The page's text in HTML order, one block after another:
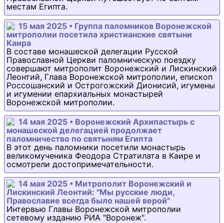
местам Египта.
15 мая 2025 • Группа паломников Воронежской
митрополии посетила христианские святыни
Каира
В составе монашеской делегации Русской
Православной Церкви паломническую поездку
совершают митрополит Воронежский и Лискинский
Леонтий, Глава Воронежской митрополии, епископ
Россошанский и Острогожский Дионисий, игумены
и игумении епархиальных монастырей
Воронежской митрополии.
14 мая 2025 • Воронежский Архипастырь с
монашеской делегацией продолжает
паломничество по святыням Египта
В этот день паломники посетили монастырь
великомученика Феодора Стратилата в Каире и
осмотрели достопримечательности.
14 мая 2025 • Митрополит Воронежский и
Лискинский Леонтий: "Мы русские люди,
Православие всегда было нашей верой"
Интервью Главы Воронежской митрополии
сетевому изданию РИА "Воронеж".